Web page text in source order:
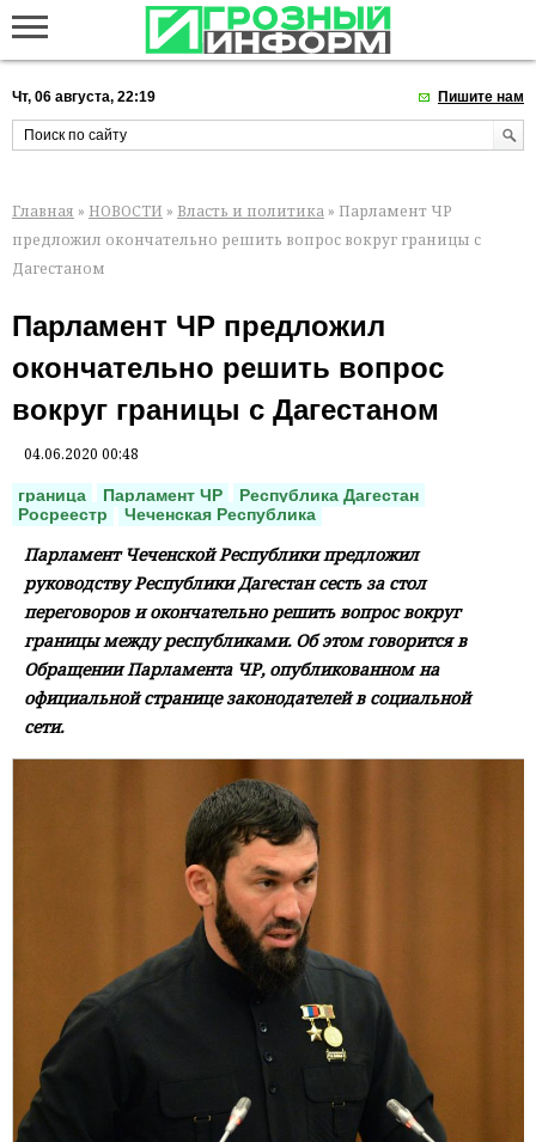
Чт, 06 августа, 22:19 Пишите нам
Главная » НОВОСТИ » Власть и политика » Парламент ЧР
предложил окончательно решить вопрос вокруг границы с
Дагестаном
Парламент ЧР предложил
окончательно решить вопрос
вокруг границы с Дагестаном
04.06.2020 00:48
граница Парламент ЧР
Республика Дагестан
Росреестр
Чеченская Республика
Парламент Чеченской Республики предложил
руководству Республики Дагестан сесть за стол
переговоров и окончательно решить вопрос вокруг
границы между республиками. Об этом говорится в
Обращении Парламента ЧР, опубликованном на
официальной странице законодателей в социальной
сети.